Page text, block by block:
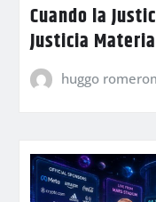
Cuando la
Justicia
huggo